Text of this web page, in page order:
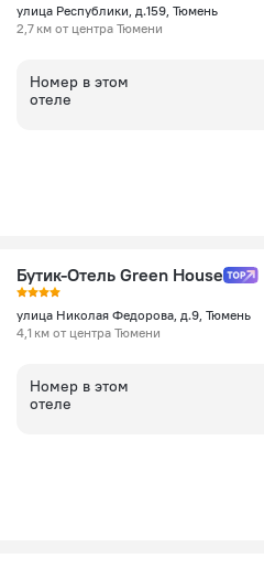
улица Республики, д.159, Тюмень
2,7 км от центра Тюмени
Номер в этом
отеле
Бутик-Отель Green House
улица Николая Федорова, д.9, Тюмень
4,1 км от центра Тюмени
Номер в этом
отеле